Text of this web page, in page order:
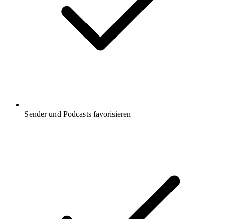
Sender und Podcasts favorisieren